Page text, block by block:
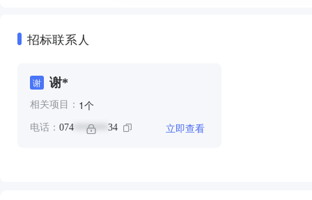
招标联系人
谢 谢*
相关项目： 1个
电话： 074 ******* 34 立即查看